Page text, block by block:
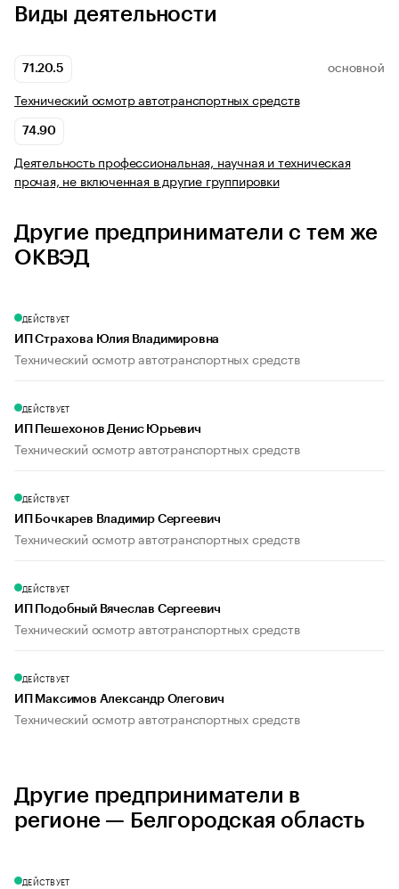
Виды деятельности
71.20.5 ОСНОВНОЙ
Технический осмотр автотранспортных средств
74.90
Деятельность профессиональная, научная и техническая
прочая, не включенная в другие группировки
Другие предприниматели с тем же
ОКВЭД
ДЕЙСТВУЕТ
ИП Страхова Юлия Владимировна
Технический осмотр автотранспортных средств
ДЕЙСТВУЕТ
ИП Пешехонов Денис Юрьевич
Технический осмотр автотранспортных средств
ДЕЙСТВУЕТ
ИП Бочкарев Владимир Сергеевич
Технический осмотр автотранспортных средств
ДЕЙСТВУЕТ
ИП Подобный Вячеслав Сергеевич
Технический осмотр автотранспортных средств
ДЕЙСТВУЕТ
ИП Максимов Александр Олегович
Технический осмотр автотранспортных средств
Другие предприниматели в
регионе — Белгородская область
ДЕЙСТВУЕТ